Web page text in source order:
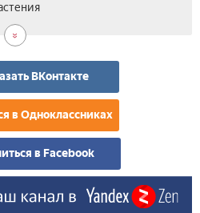
ВКонтакте
в Одноклассниках
в Facebook